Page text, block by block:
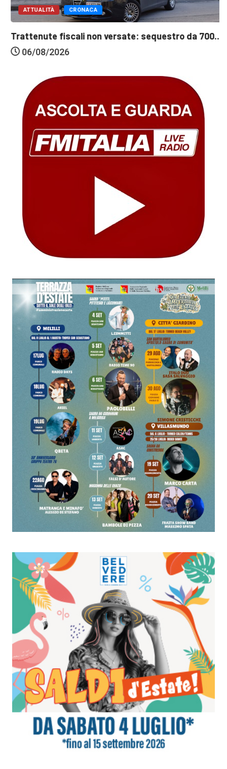
ATTUALITÀ CRONACA
Trattenute fiscali non versate: sequestro da 700...
06/08/2026